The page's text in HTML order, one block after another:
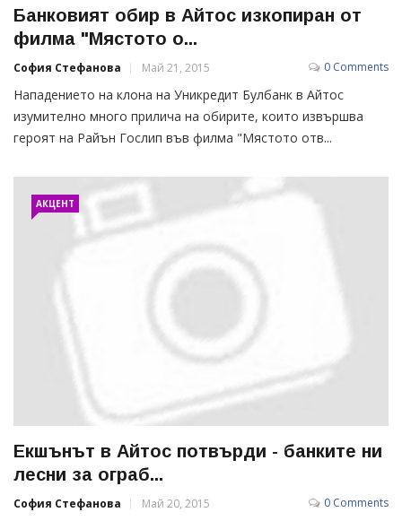
Банковият обир в Айтос изкопиран от
филма "Мястото о...
София Стефанова Май 21, 2015 0 Comments
Нападението на клона на Уникредит Булбанк в Айтос
изумително много прилича на обирите, които извършва
героят на Райън Гослип във филма "Мястото отв...
АКЦЕНТ
Екшънът в Айтос потвърди - банките ни
лесни за ограб...
София Стефанова Май 20, 2015 0 Comments